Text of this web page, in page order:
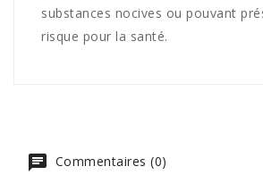
substances nocives ou pouvant
risque pour la santé.
Commentaires (0)